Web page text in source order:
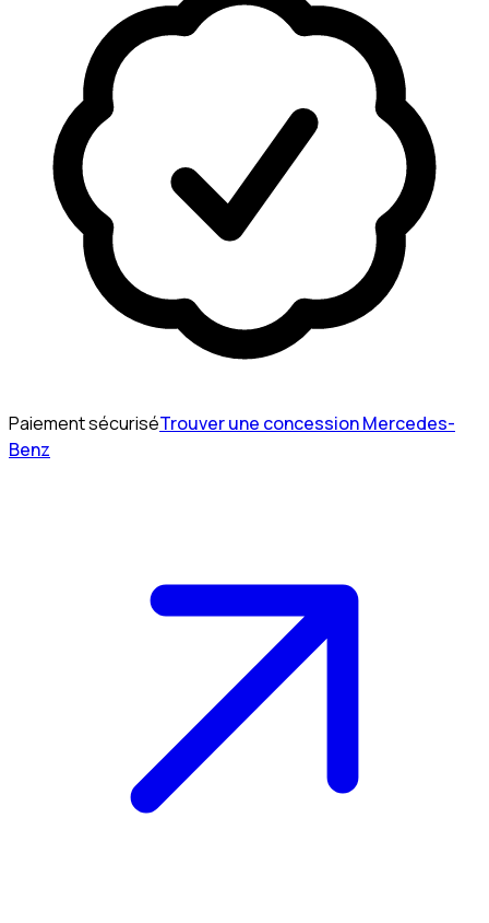
Paiement sécuriséTrouver une concession Mercedes-
Benz